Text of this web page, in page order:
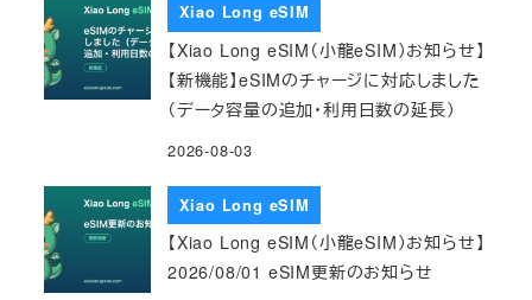
Xiao Long eSIM
【Xiao Long eSIM（小龍eSIM）お知らせ】
【新機能】eSIMのチャージに対応しました
（データ容量の追加・利用日数の延長）
2026-08-03
Xiao Long eSIM
【Xiao Long eSIM（小龍eSIM）お知らせ】
2026/08/01 eSIM更新のお知らせ